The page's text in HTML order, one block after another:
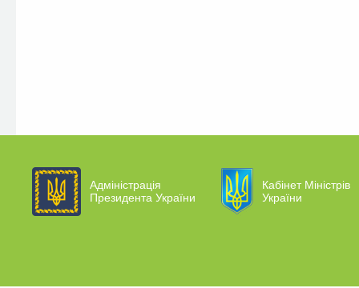
Адміністрація
Президента України
Кабінет Міністрів
України